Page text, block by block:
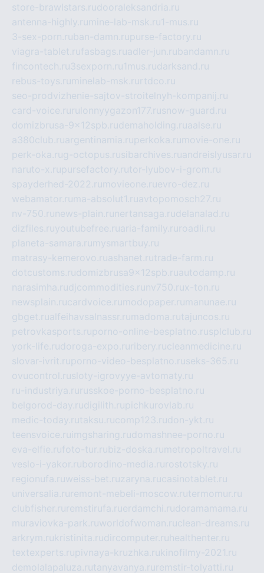
store-brawlstars.rudooraleksandria.ru
antenna-highly.ru mine-lab-msk.ru1-mus.ru
3-sex-porn.ruban-damn.rupurse-factory.ru
viagra-tablet.rufasbags.ruadler-jun.rubandamn.ru
fincontech.ru3sexporn.ru1mus.rudarksand.ru
rebus-toys.ru minelab-msk.ru rtdco.ru
seo-prodvizhenie-sajtov-stroitelnyh-kompanij.ru
card-voice.ru rulonnyygazon177.rusnow-guard.ru
domizbrusa-9x12spb.rudemaholding.ruaalse.ru
a380club.ruargentinamia.ruperkoka.ru movie-one.ru
perk-oka.rug-octopus.rusibarchives.ruandreislyusar.ru
naruto-x.rupursefactory.rutor-lyubov-i-grom.ru
spayderhed-2022.ru movieone.ruevro-dez.ru
webamator.ru ma-absolut1.ruavtopomosch27.ru
nv-750.ru news-plain.ru nertansaga.rudelanalad.ru
dizfiles.ruyoutubefree.ruaria-family.ru roadli.ru
planeta-samara.ru mysmartbuy.ru
matrasy-kemerovo.ruashanet.rutrade-farm.ru
dotcustoms.rudomizbrusa9x12spb.ruautodamp.ru
narasimha.rudjcommodities.ru nv750.rux-ton.ru
newsplain.rucardvoice.ru modopaper.ru manunae.ru
gbget.rualfeihavsalnassr.ru madoma.rutajuncos.ru
petrovkasports.ruporno-online-besplatno.rusplclub.ru
york-life.rudoroga-expo.ru ribery.rucleanmedicine.ru
slovar-ivrit.ruporno-video-besplatno.ruseks-365.ru
ovucontrol.rusloty-igrovyye-avtomaty.ru
ru-industriya.ru russkoe-porno-besplatno.ru
belgorod-day.rudigilith.rupichkurovlab.ru
medic-today.rutaksu.rucomp123.rudon-ykt.ru
teensvoice.ru imgsharing.rudomashnee-porno.ru
eva-elfie.rufoto-tur.rubiz-doska.ru metropoltravel.ru
veslo-i-yakor.ruborodino-media.ru rostotsky.ru
regionufa.ruweiss-bet.ruzaryna.rucasinotablet.ru
universalia.ru remont-mebeli-moscow.rutermomur.ru
clubfisher.ru remstirufa.ruerdamchi.rudoramamama.ru
muraviovka-park.ruworldofwoman.ruclean-dreams.ru
arkrym.rukristinita.rudircomputer.ru healthenter.ru
textexperts.rupivnaya-kruzhka.rukinofilmy-2021.ru
demolalapaluza.rutanyavanya.ru remstir-tolyatti.ru